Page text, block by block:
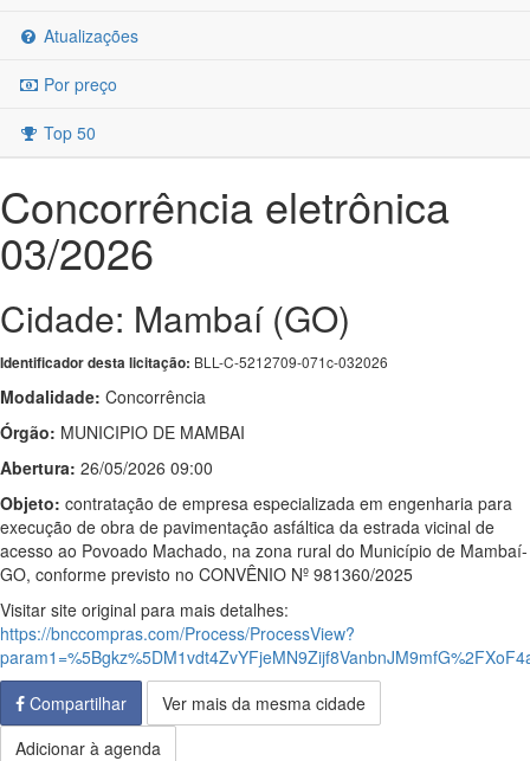
Atualizações
Por preço
Top 50
Concorrência eletrônica
03/2026
Cidade: Mambaí (GO)
Identificador desta licitação: BLL-C-5212709-071c-032026
Modalidade: Concorrência
Órgão: MUNICIPIO DE MAMBAI
Abertura: 26/05/2026 09:00
Objeto: contratação de empresa especializada em engenharia para
execução de obra de pavimentação asfáltica da estrada vicinal de
acesso ao Povoado Machado, na zona rural do Município de Mambaí-
GO, conforme previsto no CONVÊNIO Nº 981360/2025
Visitar site original para mais detalhes:
https://bnccompras.com/Process/ProcessView?
Compartilhar
Ver mais da mesma cidade
Adicionar à agenda